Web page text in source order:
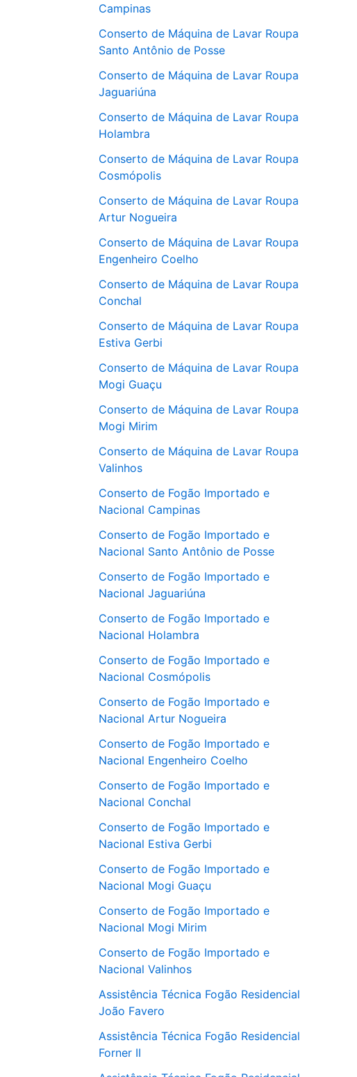
Campinas
Conserto de Máquina de Lavar Roupa
Santo Antônio de Posse
Conserto de Máquina de Lavar Roupa
Jaguariúna
Conserto de Máquina de Lavar Roupa
Holambra
Conserto de Máquina de Lavar Roupa
Cosmópolis
Conserto de Máquina de Lavar Roupa
Artur Nogueira
Conserto de Máquina de Lavar Roupa
Engenheiro Coelho
Conserto de Máquina de Lavar Roupa
Conchal
Conserto de Máquina de Lavar Roupa
Estiva Gerbi
Conserto de Máquina de Lavar Roupa
Mogi Guaçu
Conserto de Máquina de Lavar Roupa
Mogi Mirim
Conserto de Máquina de Lavar Roupa
Valinhos
Conserto de Fogão Importado e
Nacional Campinas
Conserto de Fogão Importado e
Nacional Santo Antônio de Posse
Conserto de Fogão Importado e
Nacional Jaguariúna
Conserto de Fogão Importado e
Nacional Holambra
Conserto de Fogão Importado e
Nacional Cosmópolis
Conserto de Fogão Importado e
Nacional Artur Nogueira
Conserto de Fogão Importado e
Nacional Engenheiro Coelho
Conserto de Fogão Importado e
Nacional Conchal
Conserto de Fogão Importado e
Nacional Estiva Gerbi
Conserto de Fogão Importado e
Nacional Mogi Guaçu
Conserto de Fogão Importado e
Nacional Mogi Mirim
Conserto de Fogão Importado e
Nacional Valinhos
Assistência Técnica Fogão Residencial
João Favero
Assistência Técnica Fogão Residencial
Forner II